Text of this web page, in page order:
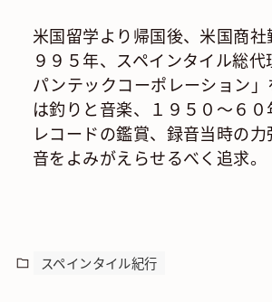
米国留学より帰国後、米国商社
９９５年、スペインタイル総代
パンテックコーポレーション
は釣りと音楽、１９５０～６０
レコードの鑑賞、録音当時の
音をよみがえらせるべく追求。
スペインタイル紀行